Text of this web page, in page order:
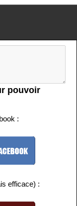
pouvoir
:
efficace) :